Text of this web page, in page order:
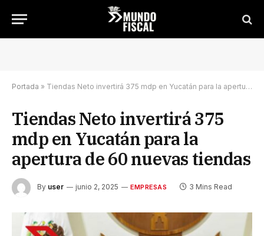
Portada » Tiendas Neto invertirá 375 mdp en Yucatán para la apertura de 60 nuevas tiendas
Tiendas Neto invertirá 375
mdp en Yucatán para la
apertura de 60 nuevas tiendas
By user junio 2, 2025 EMPRESAS 3 Mins Read